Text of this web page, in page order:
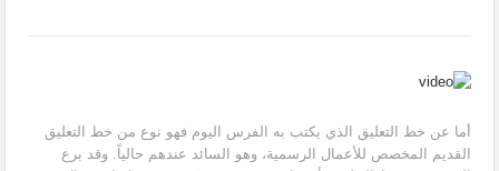
أما عن خط التعليق الذي يكتب به الفرس اليوم فهو نوع من خط التعليق
القديم المخصص للأعمال الرسمية، وهو السائد عندهم حالياً. وقد برع